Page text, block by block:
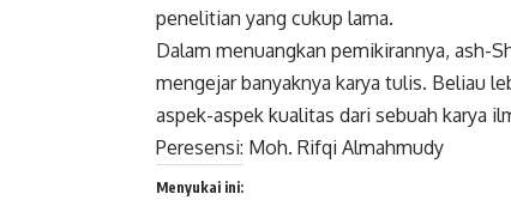
penelitian yang cukup lama.
Dalam menuangkan pemikirannya, ash-
mengejar banyaknya karya tulis. Beliau
aspek-aspek kualitas dari sebuah karya
Peresensi: Moh. Rifqi Almahmudy
Menyukai ini: